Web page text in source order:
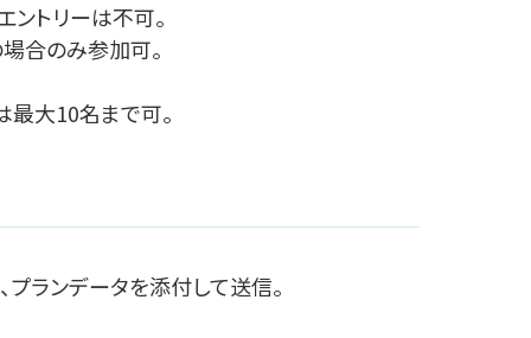
トリーは不可。
合のみ参加可。
大10名まで可。
ランデータを添付して送信。